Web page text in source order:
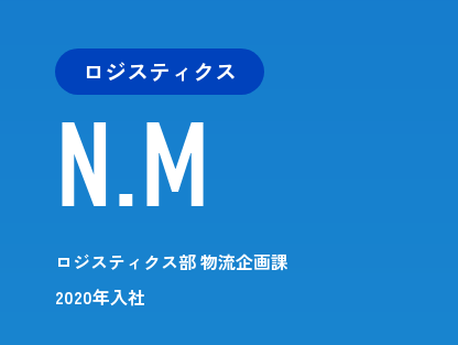
ロジスティクス
N.M
ロジスティクス部 物流企画課
2020年入社